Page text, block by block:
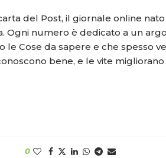
del Post, il giornale online
Ogni numero è dedicato a un
le Cose da sapere e che spesso
bene, e le vite migliorano
0